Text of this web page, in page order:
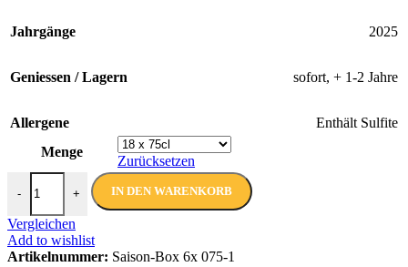
Jahrgänge 2025
Geniessen / Lagern sofort, + 1-2 Jahre
Allergene
Enthält Sulfite
Menge
Zurücksetzen
-
Saison-Box | Rosé Provence - Languedoc | 18 x 75 cl Menge
+ IN DEN WARENKORB
Vergleichen
Add to wishlist
Artikelnummer: Saison-Box 6x 075-1